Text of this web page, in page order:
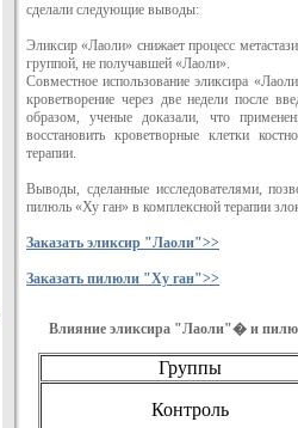
сделали следующие выводы:
Эликсир «Лаоли» снижает процесс
группой, не получавшей «Лаоли».
Совместное использование эликсира
кроветворение через две недели после
образом, ученые доказали, что
восстановить кроветворные клетки
терапии.
Выводы, сделанные исследователями,
пилюль «Ху ган» в комплексной терапии
Заказать эликсир "Лаоли">>
Заказать пилюли "Ху ган">>
Влияние эликсира "Лаоли"� и
Группы
Контроль